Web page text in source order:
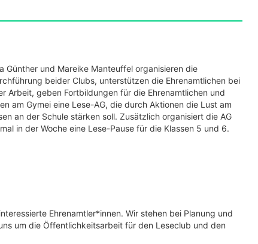
Günther und Mareike Manteuffel organisieren die
beider Clubs, unterstützen die Ehrenamtlichen bei
Arbeit, geben Fortbildungen für die Ehrenamtlichen und
am Gymei eine Lese-AG, die durch Aktionen die Lust am
an der Schule stärken soll. Zusätzlich organisiert die AG
in der Woche eine Lese-Pause für die Klassen 5 und 6.
Ehrenamtler*innen. Wir stehen bei Planung und
um die Öffentlichkeitsarbeit für den Leseclub und den